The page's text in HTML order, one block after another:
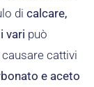
di calcare,
vari può
cattivi
e aceto